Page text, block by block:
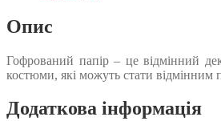
Опис
Гофрований папір – це відмінний
костюми, які можуть стати відмінним
Додаткова інформація